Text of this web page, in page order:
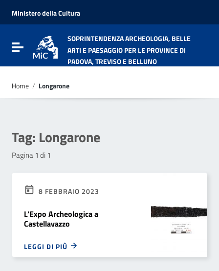
Vai al menu di navigazione
Vai al footer
Ministero della Cultura
Attiva / disattiva la navigazione
SOPRINTENDENZA ARCHEOLOGIA, BELLE
ARTI E PAESAGGIO PER LE PROVINCE DI
PADOVA, TREVISO E BELLUNO
Home / Longarone
Tag: Longarone
Pagina 1 di 1
8 FEBBRAIO 2023
L’Expo Archeologica a
Castellavazzo
LEGGI DI PIÙ